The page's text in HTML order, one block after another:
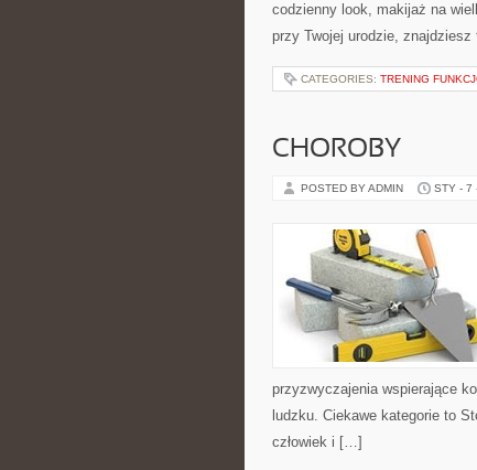
codzienny look, makijaż na
przy Twojej urodzie,
CATEGORIES: TRENING
CHOROBY
POSTED BY ADMIN STY - 7
przyzwyczajenia wspierające
ludzku. Ciekawe kategorie to
człowiek i […]